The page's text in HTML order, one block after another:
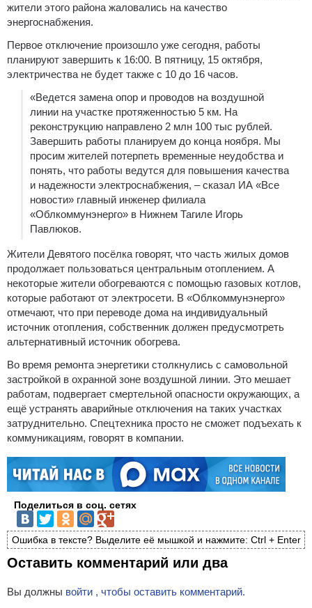
жители этого района жаловались на качество
энергоснабжения.
Первое отключение произошло уже сегодня, работы
планируют завершить к 16:00. В пятницу, 15 октября,
электричества не будет также с 10 до 16 часов.
«Ведется замена опор и проводов на воздушной
линии на участке протяженностью 5 км. На
реконструкцию направлено 2 млн 100 тыс рублей.
Завершить работы планируем до конца ноября. Мы
просим жителей потерпеть временные неудобства и
понять, что работы ведутся для повышения качества
и надежности электроснабжения, – сказал ИА «Все
новости» главный инженер филиала
«Облкоммунэнерго» в Нижнем Тагиле Игорь
Павлюков.
Жители Девятого посёлка говорят, что часть жилых домов
продолжает пользоваться центральным отоплением. А
некоторые жители обогреваются с помощью газовых котлов,
которые работают от электросети. В «Облкоммунэнерго»
отмечают, что при переводе дома на индивидуальный
источник отопления, собственник должен предусмотреть
альтернативный источник обогрева.
Во время ремонта энергетики столкнулись с самовольной
застройкой в охранной зоне воздушной линии. Это мешает
работам, подвергает смертельной опасности окружающих, а
ещё устранять аварийные отключения на таких участках
затруднительно. Спецтехника просто не сможет подъехать к
коммуникациям, говорят в компании.
Поделиться в соц. сетях
Ошибка в тексте? Выделите её мышкой и нажмите: Ctrl + Enter
Оставить комментарий или два
Вы должны войти , чтобы оставить комментарий.